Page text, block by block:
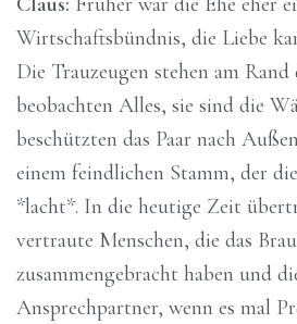
Wirtschaftsbündnis, die Liebe
Die Trauzeugen stehen am
beobachten Alles, sie sind die
beschützten das Paar nach
einem feindlichen Stamm, der
*lacht*. In die heutige Zeit
vertraute Menschen, die das
zusammengebracht haben und
Ansprechpartner, wenn es mal